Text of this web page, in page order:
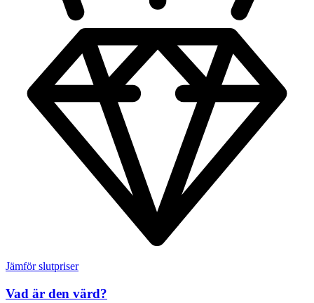
Jämför slutpriser
Vad är den värd?